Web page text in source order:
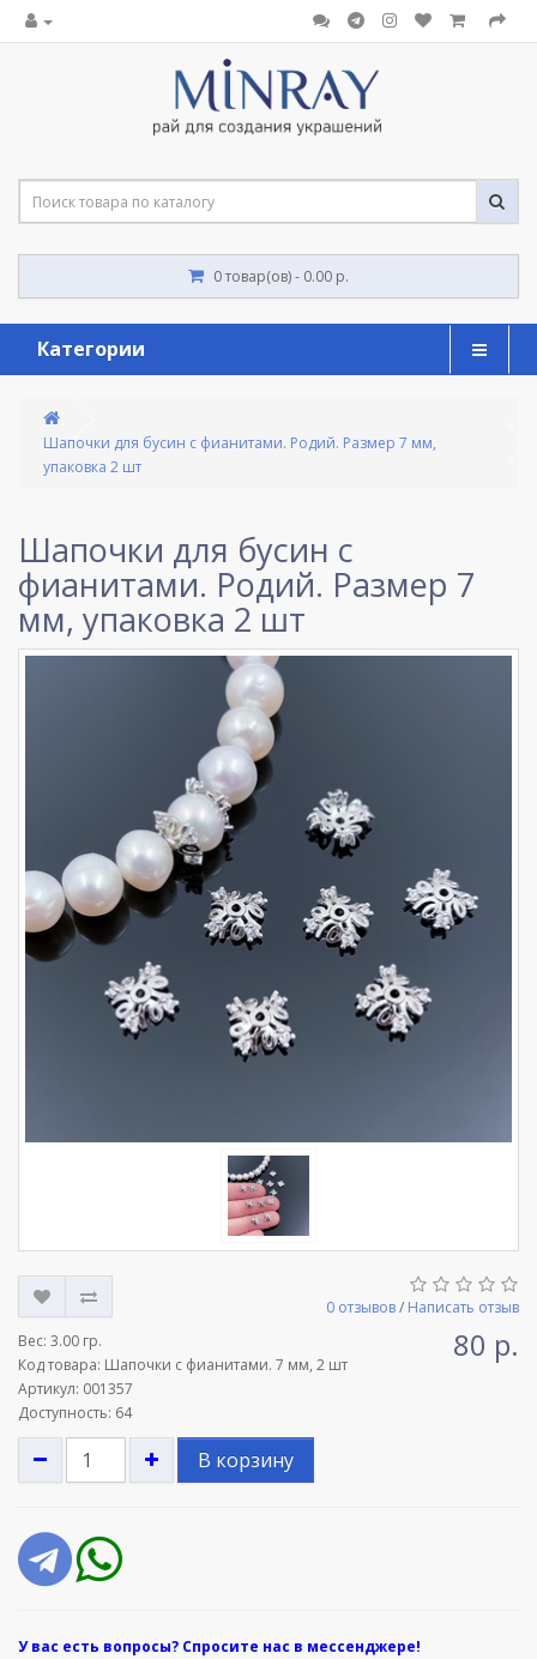
0 товар(ов) - 0.00 р.
Категории
Шапочки для бусин с фианитами. Родий. Размер 7 мм,
упаковка 2 шт
Шапочки для бусин с
фианитами. Родий. Размер 7
мм, упаковка 2 шт
0 отзывов/ Написать отзыв
Вес: 3.00 гр.
Код товара: Шапочки с фианитами. 7 мм, 2 шт
Артикул: 001357
Доступность: 64
80 р.
В корзину
У вас есть вопросы? Спросите нас в мессенджере!